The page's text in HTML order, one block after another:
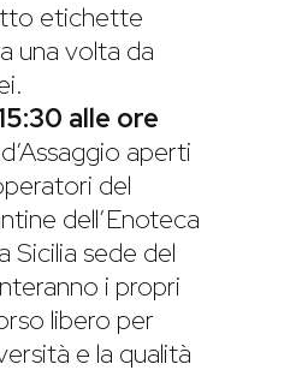
etichette
una volta da
alle ore
aperti
del
dell’Enoteca
Sicilia sede del
i propri
libero per
e la qualità